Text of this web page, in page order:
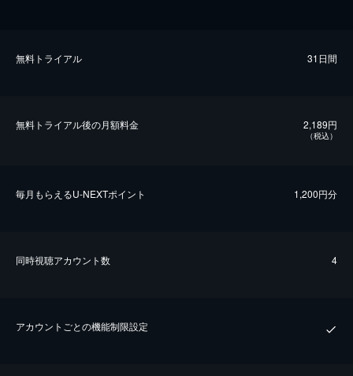
無料トライアル 31日間
無料トライアル後の⽉額料金 2,189円
（税込）
毎⽉もらえるU-NEXTポイント 1,200円分
同時視聴アカウント数 4
アカウントごとの機能制限設定